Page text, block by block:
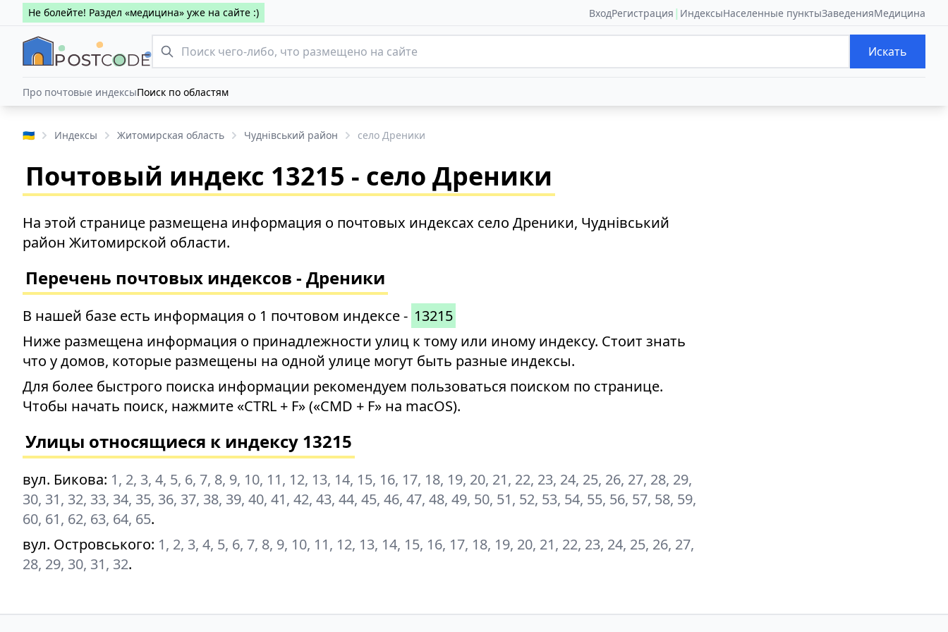
Не болейте! Раздел «медицина» уже на сайте :) ВходРегистрация | ИндексыНаселенные пунктыЗаведенияМедицина
Искать
Про почтовые индексыПоиск по областям
🇺🇦 Индексы Житомирская область Чуднівський район село Дреники
Почтовый индекс 13215 - село Дреники
На этой странице размещена информация о почтовых индексах село Дреники, Чуднівський
район Житомирской области.
Перечень почтовых индексов - Дреники
В нашей базе есть информация о 1 почтовом индексе - 13215
Ниже размещена информация о принадлежности улиц к тому или иному индексу. Стоит знать
что у домов, которые размещены на одной улице могут быть разные индексы.
Для более быстрого поиска информации рекомендуем пользоваться поиском по странице.
Чтобы начать поиск, нажмите «CTRL + F» («CMD + F» на macOS).
Улицы относящиеся к индексу 13215
вул. Бикова: 1, 2, 3, 4, 5, 6, 7, 8, 9, 10, 11, 12, 13, 14, 15, 16, 17, 18, 19, 20, 21, 22, 23, 24, 25, 26, 27, 28, 29,
30, 31, 32, 33, 34, 35, 36, 37, 38, 39, 40, 41, 42, 43, 44, 45, 46, 47, 48, 49, 50, 51, 52, 53, 54, 55, 56, 57, 58, 59,
60, 61, 62, 63, 64, 65.
вул. Островського: 1, 2, 3, 4, 5, 6, 7, 8, 9, 10, 11, 12, 13, 14, 15, 16, 17, 18, 19, 20, 21, 22, 23, 24, 25, 26, 27,
28, 29, 30, 31, 32.